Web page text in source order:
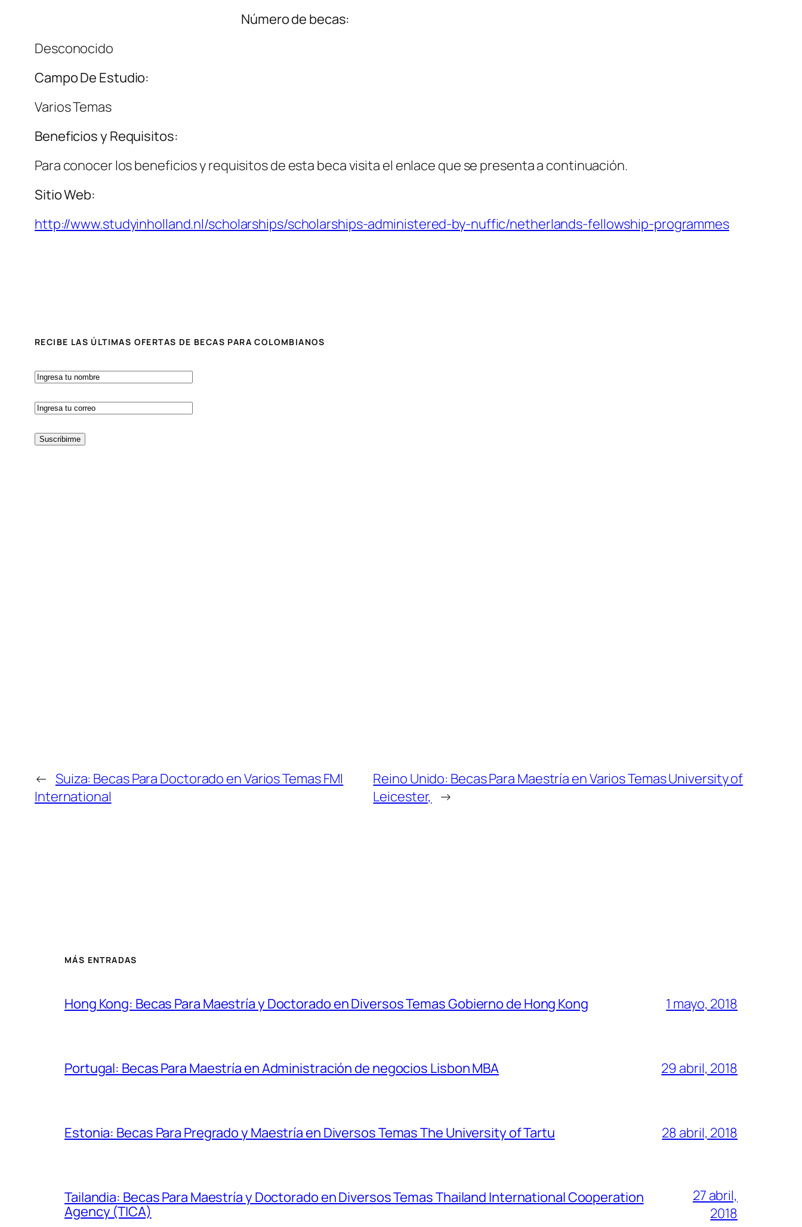
Número de becas:
Desconocido
Campo De Estudio:
Varios Temas
Beneficios y Requisitos:
Para conocer los beneficios y requisitos de esta beca visita el enlace que se presenta a continuación.
Sitio Web:
http://www.studyinholland.nl/scholarships/scholarships-administered-by-nuffic/netherlands-fellowship-programmes
RECIBE LAS ÚLTIMAS OFERTAS DE BECAS PARA COLOMBIANOS
← Suiza: Becas Para Doctorado en Varios Temas FMI
International
Reino Unido: Becas Para Maestría en Varios Temas University of
Leicester,
→
MÁS ENTRADAS
Hong Kong: Becas Para Maestría y Doctorado en Diversos Temas Gobierno de Hong Kong 1 mayo, 2018
Portugal: Becas Para Maestría en Administración de negocios Lisbon MBA 29 abril, 2018
Estonia: Becas Para Pregrado y Maestría en Diversos Temas The University of Tartu 28 abril, 2018
Tailandia: Becas Para Maestría y Doctorado en Diversos Temas Thailand International Cooperation
Agency (TICA)
27 abril,
2018